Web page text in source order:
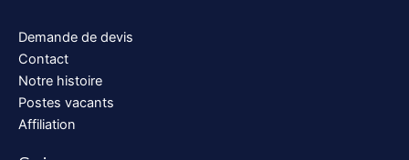
Demande de devis
Contact
Notre histoire
Postes vacants
Affiliation